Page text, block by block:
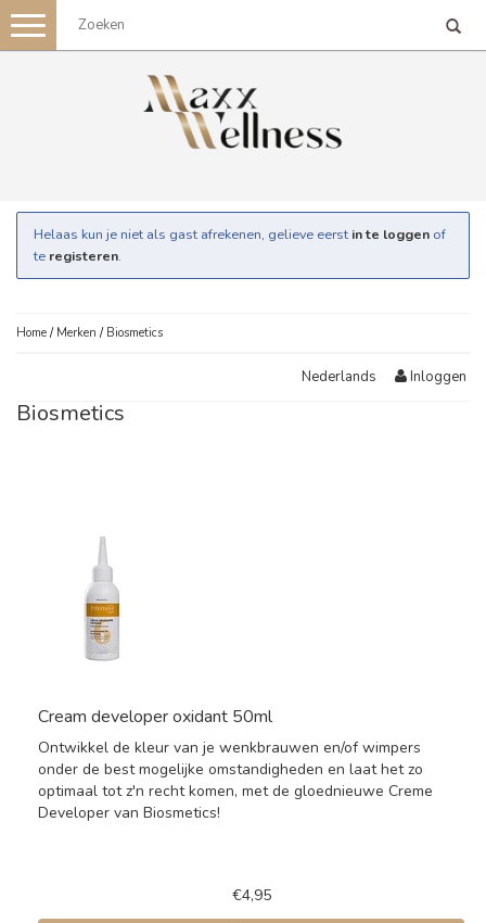
Toggle
navigation
Helaas kun je niet als gast afrekenen, gelieve eerst in te loggen of
te registeren.
Home / Merken / Biosmetics
Nederlands Inloggen
Biosmetics
Cream developer oxidant 50ml
Ontwikkel de kleur van je wenkbrauwen en/of wimpers
onder de best mogelijke omstandigheden en laat het zo
optimaal tot z'n recht komen, met de gloednieuwe Creme
Developer van Biosmetics!
€4,95